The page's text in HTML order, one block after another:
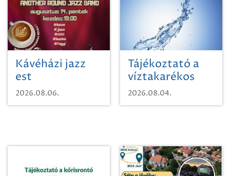
Kávéházi jazz
est
2026.08.06.
Tájékoztató a
víztakarékos
vízhasználatról
2026.08.04.